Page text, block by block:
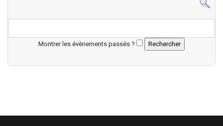
Montrer les évènements passés ?